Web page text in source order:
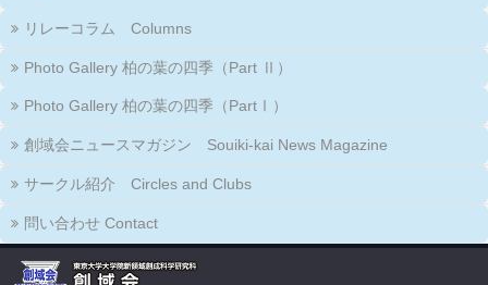
リレーコラム Columns
Photo Gallery 柏の葉の四季（Part Ⅱ）
Photo Gallery 柏の葉の四季（PartⅠ）
創域会ニュースマガジン Souiki-kai News Magazine
サークル紹介 Circles and Clubs
問い合わせ Contact